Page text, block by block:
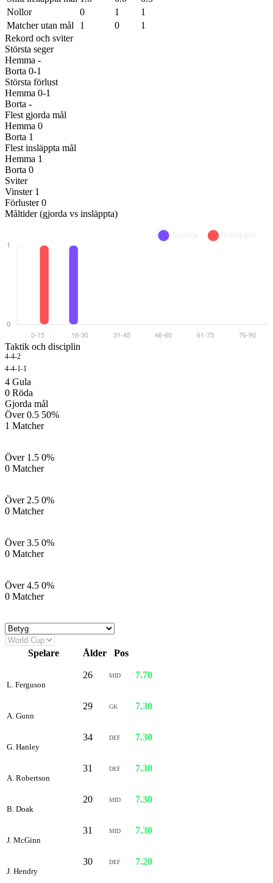
Nollor
0 1
1
Matcher utan mål
1 0
1
Rekord och sviter
Största seger
Hemma -
Borta 0-1
Största förlust
Hemma 0-1
Borta -
Flest gjorda mål
Hemma 0
Borta 1
Flest insläppta mål
Hemma 1
Borta 0
Sviter
Vinster 1
Förluster 0
Måltider (gjorda vs insläppta)
Taktik och disciplin
4-4-2
4-4-1-1
4 Gula
0 Röda
Gjorda mål
Över 0.5 50%
1 Matcher
Över 1.5 0%
0 Matcher
Över 2.5 0%
0 Matcher
Över 3.5 0%
0 Matcher
Över 4.5 0%
0 Matcher
Spelare Ålder Pos
L. Ferguson
26 MID 7.70
A. Gunn
29 GK 7.30
G. Hanley
34 DEF 7.30
A. Robertson
31 DEF 7.30
B. Doak
20 MID 7.30
J. McGinn
31 MID 7.30
J. Hendry
30 DEF 7.20